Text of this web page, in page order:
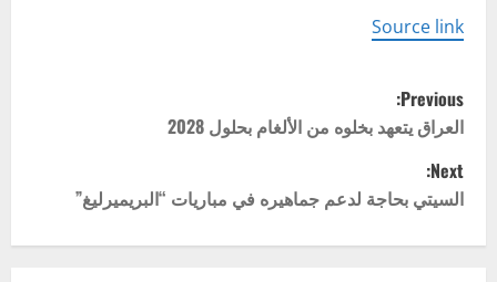
Source link
P
o
s
Previous:
العراق يتعهد بخلوه من الألغام بحلول 2028
Next:
السيتي بحاجة لدعم جماهيره في مباريات “البريميرليغ”